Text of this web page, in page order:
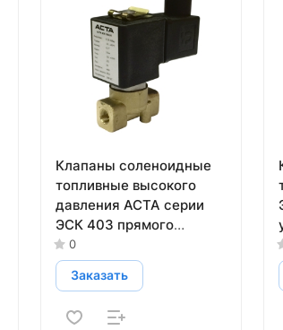
Клапаны соленоидные
топливные высокого
давления АСТА серии
ЭСК 403 прямого
действия
0
Заказать